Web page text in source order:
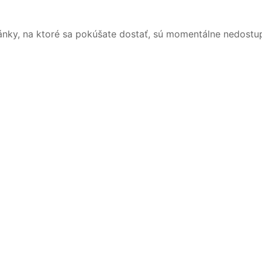
na ktoré sa pokúšate dostať, sú momentálne